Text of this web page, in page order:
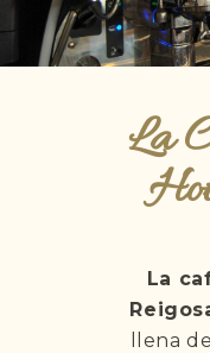
La
La
llena